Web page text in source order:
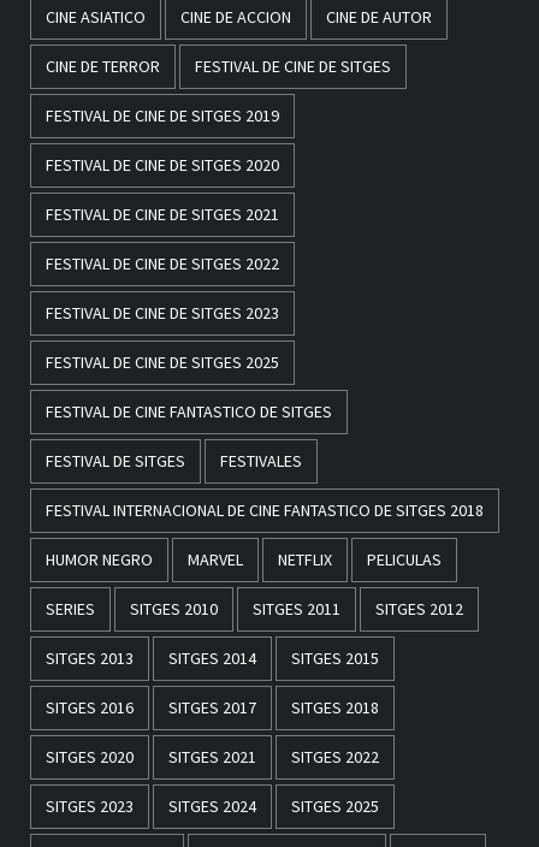
CINE ASIATICO CINE DE ACCION CINE DE AUTOR
CINE DE TERROR FESTIVAL DE CINE DE SITGES
FESTIVAL DE CINE DE SITGES 2019
FESTIVAL DE CINE DE SITGES 2020
FESTIVAL DE CINE DE SITGES 2021
FESTIVAL DE CINE DE SITGES 2022
FESTIVAL DE CINE DE SITGES 2023
FESTIVAL DE CINE DE SITGES 2025
FESTIVAL DE CINE FANTASTICO DE SITGES
FESTIVAL DE SITGES FESTIVALES
FESTIVAL INTERNACIONAL DE CINE FANTASTICO DE SITGES 2018
HUMOR NEGRO MARVEL NETFLIX PELICULAS
SERIES SITGES 2010 SITGES 2011 SITGES 2012
SITGES 2013 SITGES 2014 SITGES 2015
SITGES 2016 SITGES 2017 SITGES 2018
SITGES 2020 SITGES 2021 SITGES 2022
SITGES 2023 SITGES 2024 SITGES 2025